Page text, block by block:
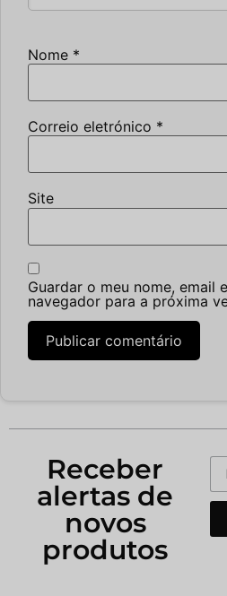
Nome *
Correio eletrónico *
Site
Guardar o meu nome, email
navegador para a próxima
Receber
alertas de
novos
produtos